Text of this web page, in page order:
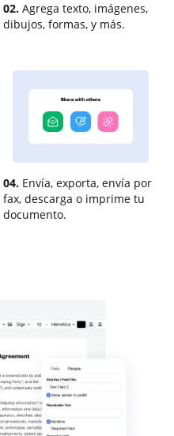
02. Agrega texto, imágenes,
dibujos, formas, y más.
04. Envía, exporta, envía por
fax, descarga o imprime tu
documento.